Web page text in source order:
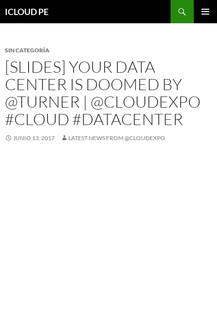
hacia
ICLOUD PE
SIN CATEGORÍA
[SLIDES] YOUR DATA
CENTER IS DOOMED BY
@TURNER | @CLOUDEXPO
#CLOUD #DATACENTER
JUNIO 13, 2017 LATEST NEWS FROM @CLOUDEXPO